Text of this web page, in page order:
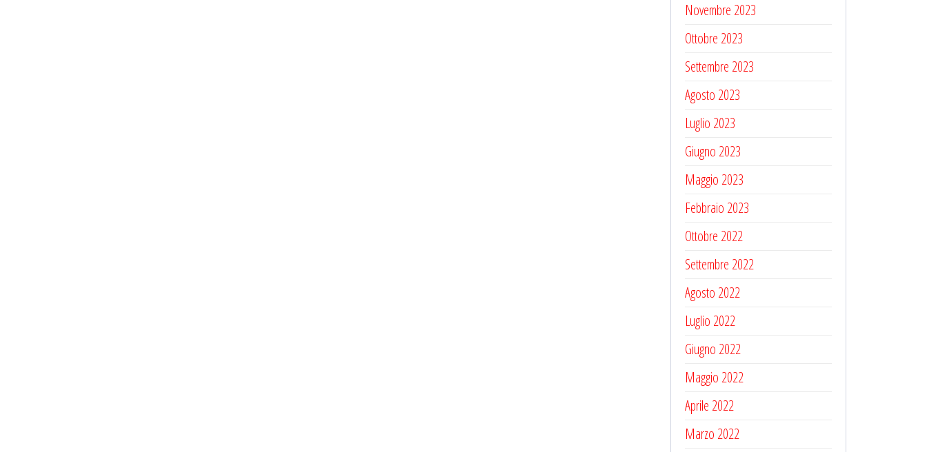
Novembre 2023
Ottobre 2023
Settembre 2023
Agosto 2023
Luglio 2023
Giugno 2023
Maggio 2023
Febbraio 2023
Ottobre 2022
Settembre 2022
Agosto 2022
Luglio 2022
Giugno 2022
Maggio 2022
Aprile 2022
Marzo 2022